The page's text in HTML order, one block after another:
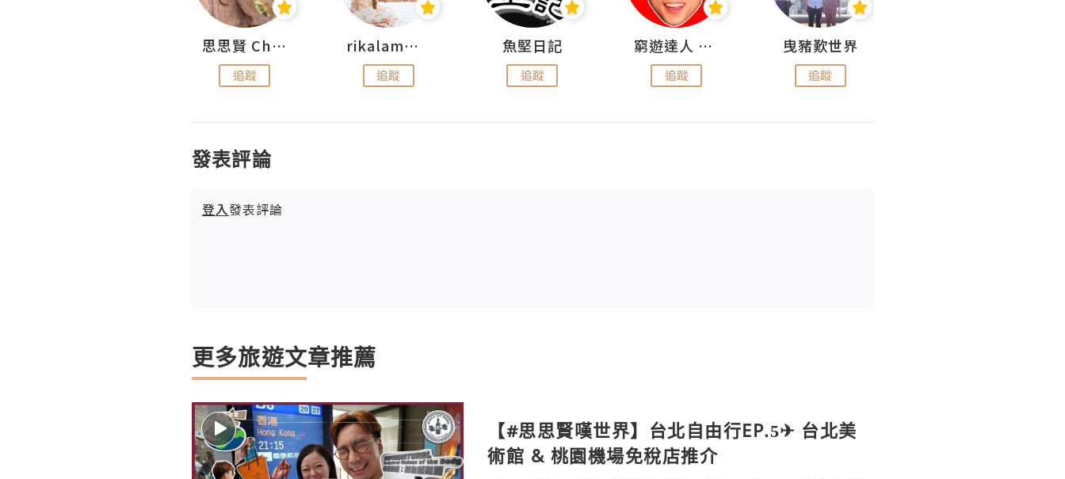
思思賢 ChillMyBabe
追蹤
rikalammm
追蹤
魚堅日記
追蹤
窮遊達人 Mr.TravelGenius
追蹤
曳豬歎世界
追蹤
發表評論
登入發表評論
更多旅遊文章推薦
【#思思賢嘆世界】台北自由行EP.5✈ 台北美
術館 & 桃園機場免稅店推介